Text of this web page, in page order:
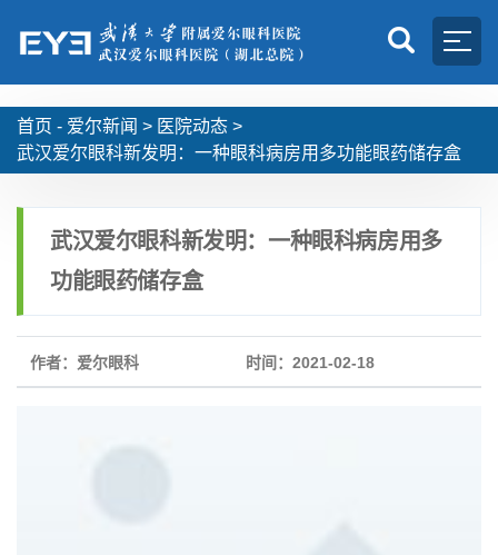
首页 - 爱尔新闻 > 医院动态 >
武汉爱尔眼科新发明：一种眼科病房用多功能眼药储存盒
武汉爱尔眼科新发明：一种眼科病房用多
功能眼药储存盒
作者：爱尔眼科 时间：2021-02-18